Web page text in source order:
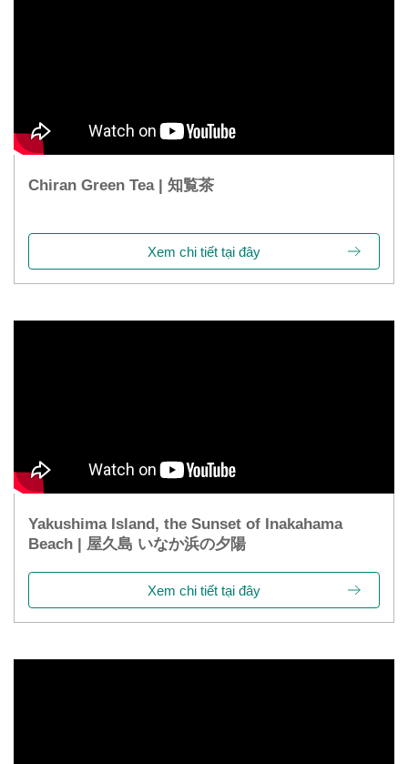
Chiran Green Tea | 知覧茶
Xem chi tiết tại đây
Yakushima Island, the Sunset of Inakahama
Beach | 屋久島 いなか浜の夕陽
Xem chi tiết tại đây